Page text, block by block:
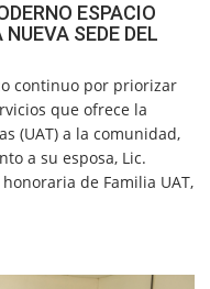
ESPACIO
SEDE DEL
continuo por priorizar
que ofrece la
(UAT) a la comunidad,
a su esposa, Lic.
de Familia UAT,